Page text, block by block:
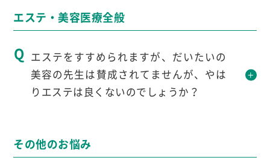
何も使わない方が良いと考えています。
女性は化粧をしますのでやりすぎない程度に洗
顔をすれば何を使っても大差はないでしょう。
と思います。
エステ・美容医療全般
エステをすすめられますが、だいたいの
美容の先生は賛成されてませんが、やは
りエステは良くないのでしょうか？
その他のお悩み